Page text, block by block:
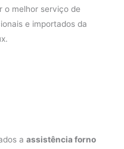
o melhor serviço de
e importados da
aassistência forno